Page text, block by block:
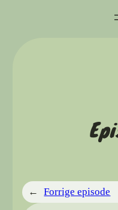
← Forrige episode